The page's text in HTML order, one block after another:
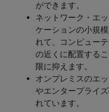
ができます。
ネットワーク・エ
ケーションの小規
れて、コンピュー
の近くに配置する
限に抑えます。
オンプレミスのエ
やエンタープライ
れています。